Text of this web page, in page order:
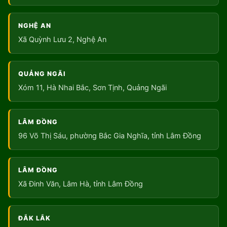
NGHỆ AN
Xã Quỳnh Lưu 2, Nghệ An
QUẢNG NGÃI
Xóm 11, Hà Nhai Bắc, Sơn Tịnh, Quảng Ngãi
LÂM ĐỒNG
96 Võ Thị Sáu, phường Bắc Gia Nghĩa, tỉnh Lâm Đồng
LÂM ĐỒNG
Xã Đinh Văn, Lâm Hà, tỉnh Lâm Đồng
ĐẮK LẮK